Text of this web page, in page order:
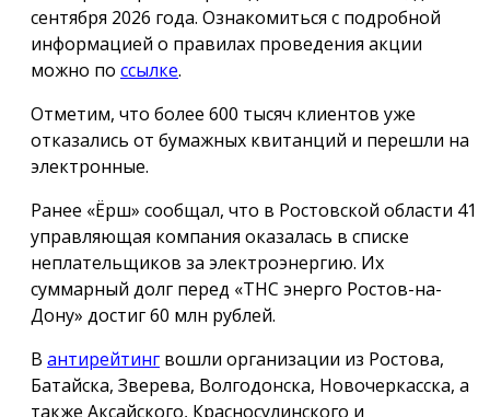
сентября 2026 года. Ознакомиться с подробной
информацией о правилах проведения акции
можно по ссылке.
Отметим, что более 600 тысяч клиентов уже
отказались от бумажных квитанций и перешли на
электронные.
Ранее «Ёрш» сообщал, что в Ростовской области 41
управляющая компания оказалась в списке
неплательщиков за электроэнергию. Их
суммарный долг перед «ТНС энерго Ростов-на-
Дону» достиг 60 млн рублей.
В антирейтинг вошли организации из Ростова,
Батайска, Зверева, Волгодонска, Новочеркасска, а
также Аксайского, Красносулинского и